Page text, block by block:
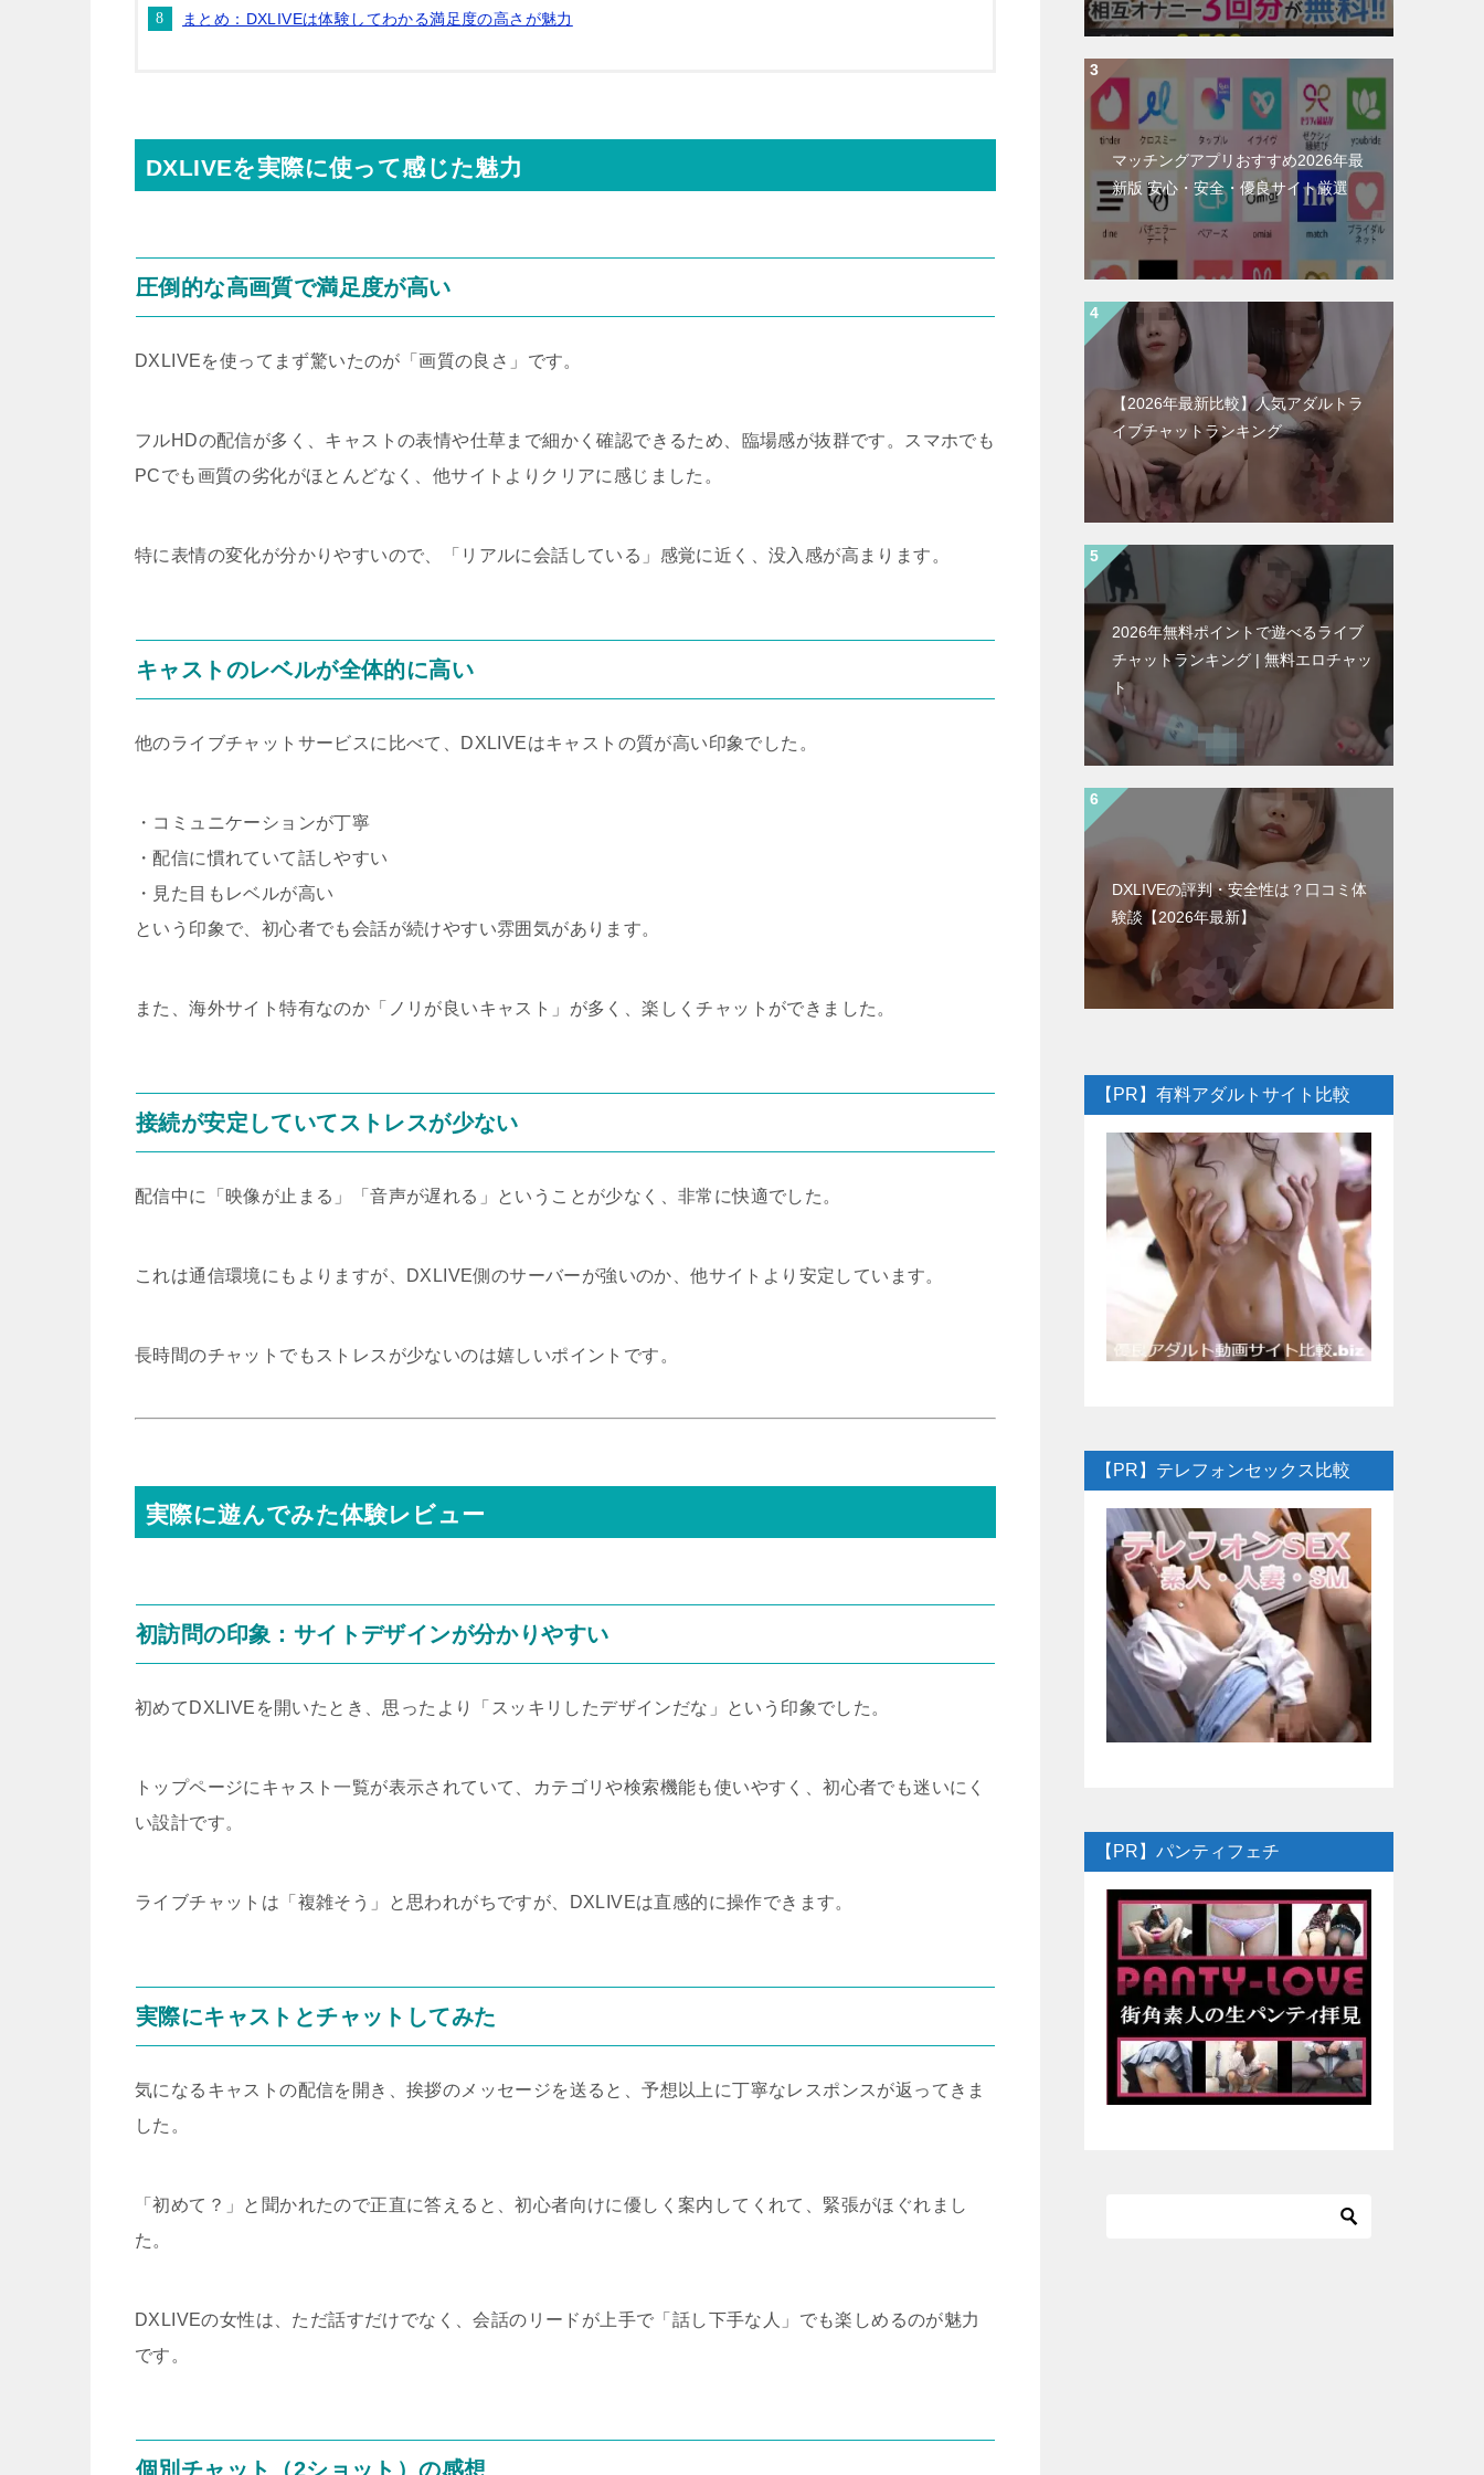
まとめ：DXLIVEは体験してわかる満足度の高さが魅力
DXLIVEを実際に使って感じた魅力
圧倒的な高画質で満足度が高い
DXLIVEを使ってまず驚いたのが「画質の良さ」です。
フルHDの配信が多く、キャストの表情や仕草まで細かく確認できるため、臨場感が抜群です。スマホでも
PCでも画質の劣化がほとんどなく、他サイトよりクリアに感じました。
特に表情の変化が分かりやすいので、「リアルに会話している」感覚に近く、没入感が高まります。
キャストのレベルが全体的に高い
他のライブチャットサービスに比べて、DXLIVEはキャストの質が高い印象でした。
・コミュニケーションが丁寧
・配信に慣れていて話しやすい
・見た目もレベルが高い
という印象で、初心者でも会話が続けやすい雰囲気があります。
また、海外サイト特有なのか「ノリが良いキャスト」が多く、楽しくチャットができました。
接続が安定していてストレスが少ない
配信中に「映像が止まる」「音声が遅れる」ということが少なく、非常に快適でした。
これは通信環境にもよりますが、DXLIVE側のサーバーが強いのか、他サイトより安定しています。
長時間のチャットでもストレスが少ないのは嬉しいポイントです。
実際に遊んでみた体験レビュー
初訪問の印象：サイトデザインが分かりやすい
初めてDXLIVEを開いたとき、思ったより「スッキリしたデザインだな」という印象でした。
トップページにキャスト一覧が表示されていて、カテゴリや検索機能も使いやすく、初心者でも迷いにく
い設計です。
ライブチャットは「複雑そう」と思われがちですが、DXLIVEは直感的に操作できます。
実際にキャストとチャットしてみた
気になるキャストの配信を開き、挨拶のメッセージを送ると、予想以上に丁寧なレスポンスが返ってきま
した。
「初めて？」と聞かれたので正直に答えると、初心者向けに優しく案内してくれて、緊張がほぐれまし
た。
DXLIVEの女性は、ただ話すだけでなく、会話のリードが上手で「話し下手な人」でも楽しめるのが魅力
です。
個別チャット（2ショット）の感想
マッチングアプリおすすめ2026年最
新版 安心・安全・優良サイト厳選
【2026年最新比較】人気アダルトラ
イブチャットランキング
2026年無料ポイントで遊べるライブ
チャットランキング | 無料エロチャッ
ト
DXLIVEの評判・安全性は？口コミ体
験談【2026年最新】
【PR】有料アダルトサイト比較
【PR】テレフォンセックス比較
【PR】パンティフェチ